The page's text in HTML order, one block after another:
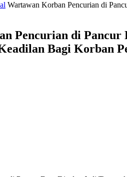
Wartawan Korban Pencurian di
Pencurian di Pancur
Bagi Korban